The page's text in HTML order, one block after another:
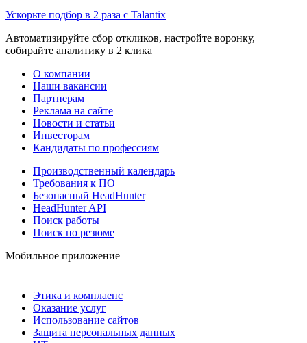
Ускорьте подбор в 2 раза с Talantix
Автоматизируйте сбор откликов, настройте воронку,
собирайте аналитику в 2 клика
О компании
Наши вакансии
Партнерам
Реклама на сайте
Новости и статьи
Инвесторам
Кандидаты по профессиям
Производственный календарь
Требования к ПО
Безопасный HeadHunter
HeadHunter API
Поиск работы
Поиск по резюме
Мобильное приложение
Этика и комплаенс
Оказание услуг
Использование сайтов
Защита персональных данных